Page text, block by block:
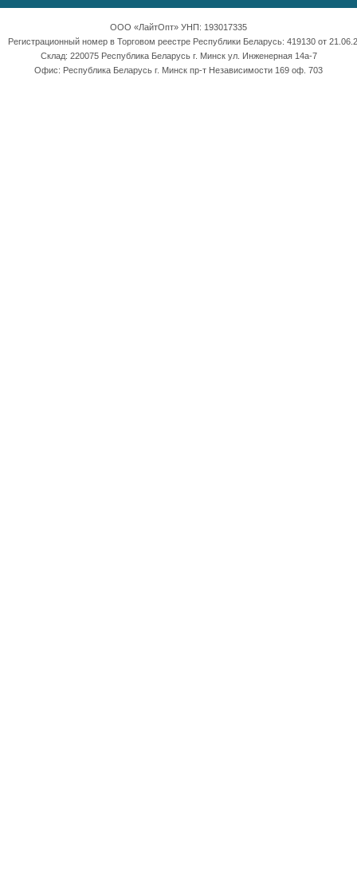
ООО «ЛайтОпт» УНП: 193017335
Регистрационный номер в Торговом реестре Республики Беларусь: 419130 от
Склад: 220075 Республика Беларусь г. Минск ул. Инженерная 14а-7
Офис: Республика Беларусь г. Минск пр-т Независимости 169 оф. 703